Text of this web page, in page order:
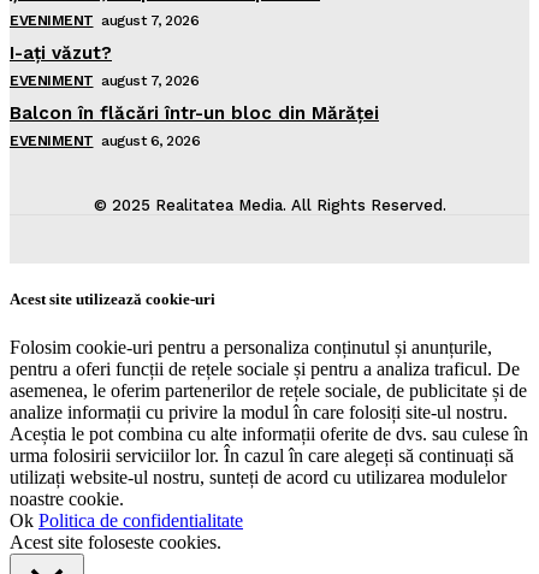
EVENIMENT august 7, 2026
I-aţi văzut?
EVENIMENT august 7, 2026
Balcon în flăcări într-un bloc din Mărăţei
EVENIMENT august 6, 2026
© 2025 Realitatea Media. All Rights Reserved.
Acest site utilizează cookie-uri
Folosim cookie-uri pentru a personaliza conținutul și anunțurile,
pentru a oferi funcții de rețele sociale și pentru a analiza traficul. De
asemenea, le oferim partenerilor de rețele sociale, de publicitate și de
analize informații cu privire la modul în care folosiți site-ul nostru.
Aceștia le pot combina cu alte informații oferite de dvs. sau culese în
urma folosirii serviciilor lor. În cazul în care alegeți să continuați să
utilizați website-ul nostru, sunteți de acord cu utilizarea modulelor
noastre cookie.
Ok Politica de confidentialitate
Acest site foloseste cookies.